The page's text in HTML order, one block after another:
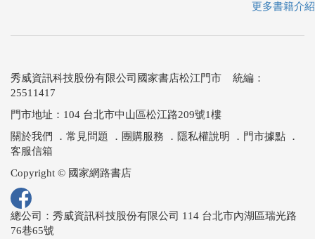
更多書籍介紹
秀威資訊科技股份有限公司國家書店松江門市 統編：
25511417
門市地址：104 台北市中山區松江路209號1樓
關於我們
． 常見問題 ． 團購服務 ． 隱私權說明 ． 門市據點 ．
客服信箱
Copyright © 國家網路書店
總公司：秀威資訊科技股份有限公司 114 台北市內湖區瑞光路
76巷65號